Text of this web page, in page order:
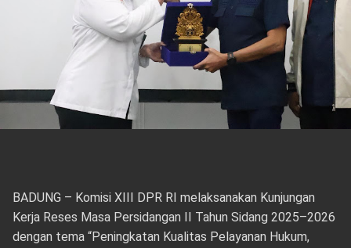
BADUNG – Komisi XIII DPR RI melaksanakan Kunjungan
Kerja Reses Masa Persidangan II Tahun Sidang 2025–2026
dengan tema “Peningkatan Kualitas Pelayanan Hukum,